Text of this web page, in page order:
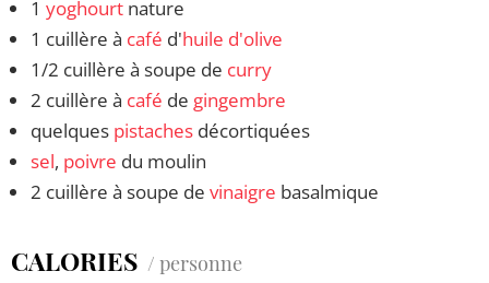
1 yoghourt nature
1 cuillère à café d'huile d'olive
1/2 cuillère à soupe de curry
2 cuillère à café de gingembre
quelques pistaches décortiquées
sel, poivre du moulin
2 cuillère à soupe de vinaigre basalmique
CALORIES / personne